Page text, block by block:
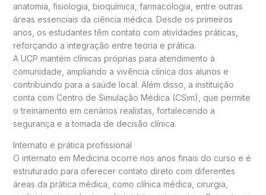
anatomia, fisiologia, bioquímica, farmacologia, entre outras
áreas essenciais da ciência médica. Desde os primeiros
anos, os estudantes têm contato com atividades práticas,
reforçando a integração entre teoria e prática.
A UCP mantém clínicas próprias para atendimento à
comunidade, ampliando a vivência clínica dos alunos e
contribuindo para a saúde local. Além disso, a instituição
conta com Centro de Simulação Médica (CSim), que permite
o treinamento em cenários realistas, fortalecendo a
segurança e a tomada de decisão clínica.
Internato e prática profissional
O internato em Medicina ocorre nos anos finais do curso e é
estruturado para oferecer contato direto com diferentes
áreas da prática médica, como clínica médica, cirurgia,